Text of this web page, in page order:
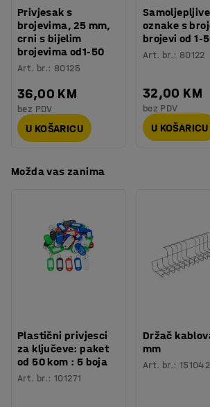
nogama crne boje koje se može
ormarić s poda što olakšava čišćenje
ormara. To je posebno praktično u
higijena.
Odaberite bravu koja najbolje odgovara
potrebama kako biste stvorili idealno
spremanje (prodaje se posebno).
Broj vrata
Broj sekcija
3
Potreban broj osoba
Procjena vremena:
Težina : 75,41 kg
Montaža : Dolazi nesastavljeno
Testirano
Privjesak s
brojevima, 25 mm,
crni s bijelim
brojevima od1-50
Art. br.: 80125
36,00 KM
bez PDV
U KOŠARICU
Samoljepljive
oznake s
brojevi od 1-
Art. br.: 80122
32,00 KM
bez PDV
U KOŠARICU
Možda vas zanima
Plastični privjesci
za ključeve: paket
od 50 kom : 5 boja
Art. br.:101271
Držač
mm
Art. br.: 151042